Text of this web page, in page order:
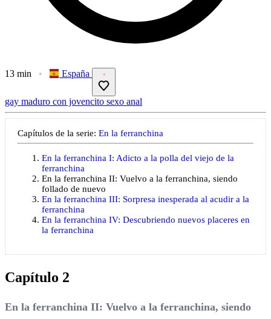
13 min España
gay maduro con jovencito sexo anal
Capítulos de la serie: En la ferranchina
En la ferranchina I: Adicto a la polla del viejo de la
ferranchina
En la ferranchina II: Vuelvo a la ferranchina, siendo
follado de nuevo
En la ferranchina III: Sorpresa inesperada al acudir a la
ferranchina
En la ferranchina IV: Descubriendo nuevos placeres en
la ferranchina
Capítulo 2
En la ferranchina II: Vuelvo a la ferranchina, siendo